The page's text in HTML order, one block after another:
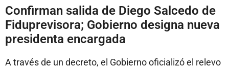
Confirman salida de Diego Salcedo de
Fiduprevisora; Gobierno designa nueva
presidenta encargada
A través de un decreto, el Gobierno oficializó el relevo